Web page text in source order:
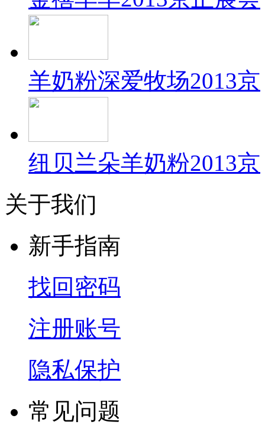
羊奶粉深爱牧场2013京
纽贝兰朵羊奶粉2013京
关于我们
新手指南
找回密码
注册账号
隐私保护
常见问题